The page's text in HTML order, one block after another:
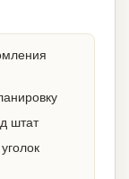
штат